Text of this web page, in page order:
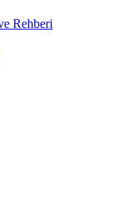
Rehberi